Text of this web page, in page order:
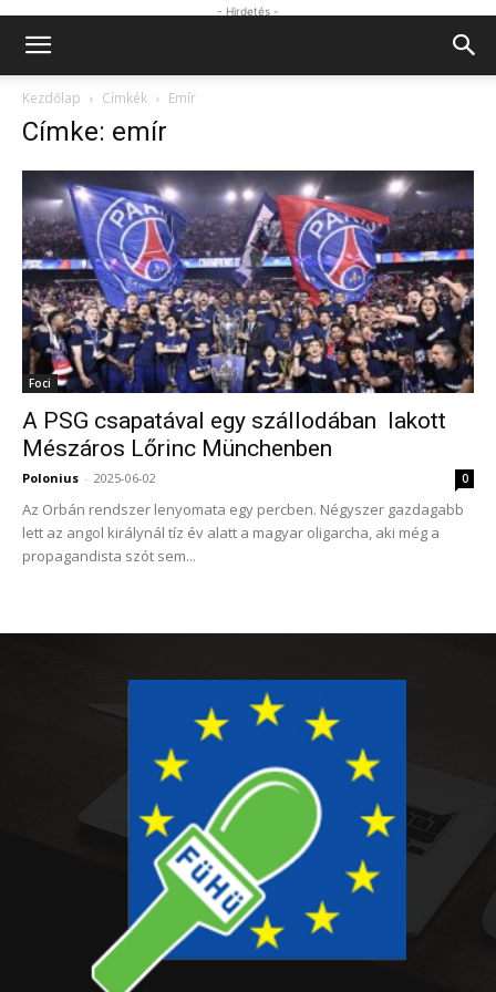
- Hirdetés -
Kezdőlap Címkék Emír
Címke: emír
Foci
A PSG csapatával egy szállodában lakott
Mészáros Lőrinc Münchenben
Polonius - 2025-06-02 0
Az Orbán rendszer lenyomata egy percben. Négyszer gazdagabb
lett az angol királynál tíz év alatt a magyar oligarcha, aki még a
propagandista szót sem...